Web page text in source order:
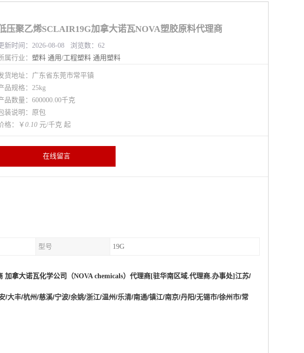
压聚乙烯SCLAIR19G加拿大诺瓦NOVA塑胶原料代理商
新时间：2026-08-08 浏览数：62
属行业： 塑料 通用/工程塑料 通用塑料
货地址：广东省东莞市常平镇
品规格：25kg
品数量：600000.00千克
装说明：原包
格：￥ 0.10 元/千克 起
在线留言
型号 19G
加拿大诺瓦化学公司（NOVA chemicals） 代理商[驻华南区域.代理商.办事处] 江苏/
大丰/杭州/慈溪/宁波/余姚/浙江/温州/乐清/南通/镇江/南京/丹阳/无锡市/徐州市/常